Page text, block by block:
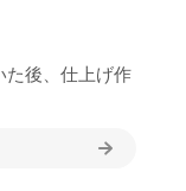
た後、仕上げ作